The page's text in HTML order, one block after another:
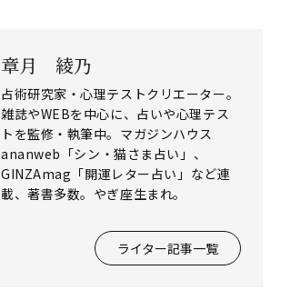
章月 綾乃
占術研究家・心理テストクリエーター。
雑誌やWEBを中心に、占いや心理テス
トを監修・執筆中。マガジンハウス
ananweb「シン・猫さま占い」、
GINZAmag「開運レター占い」など連
載、著書多数。やぎ座生まれ。
ライター記事一覧